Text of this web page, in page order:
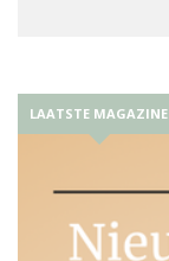
LAATSTE MAGAZINE